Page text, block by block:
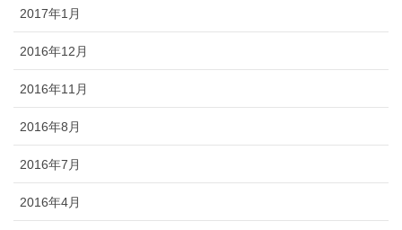
2017年1月
2016年12月
2016年11月
2016年8月
2016年7月
2016年4月